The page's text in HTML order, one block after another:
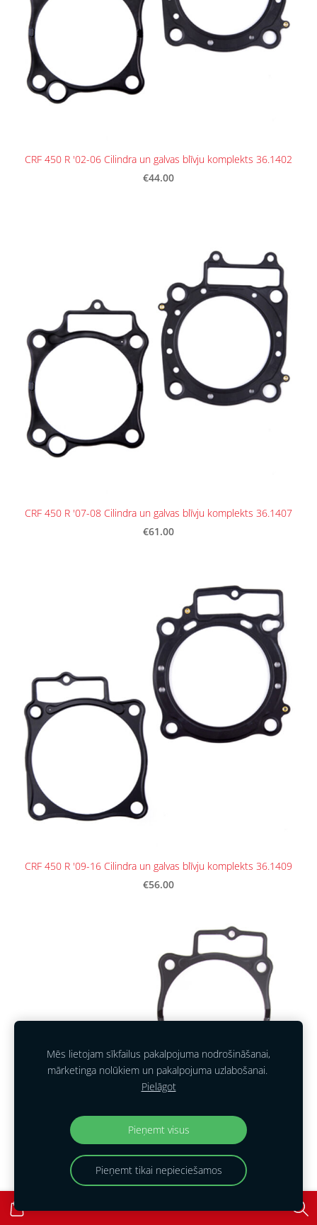
CRF 450 R '02-06 Cilindra un galvas blīvju komplekts 36.1402
€44.00
CRF 450 R '07-08 Cilindra un galvas blīvju komplekts 36.1407
€61.00
CRF 450 R '09-16 Cilindra un galvas blīvju komplekts 36.1409
€56.00
Mēs lietojam sīkfailus pakalpojuma nodrošināšanai,
mārketinga nolūkiem un pakalpojuma uzlabošanai.
Pielāgot
Pieņemt visus
Pieņemt tikai nepieciešamos